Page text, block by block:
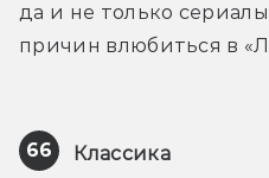
да и не только
причин влюбиться в
66
Классика